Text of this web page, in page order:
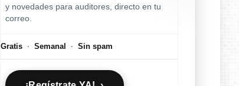
y novedades para auditores, directo en tu
correo.
Gratis · Semanal · Sin spam